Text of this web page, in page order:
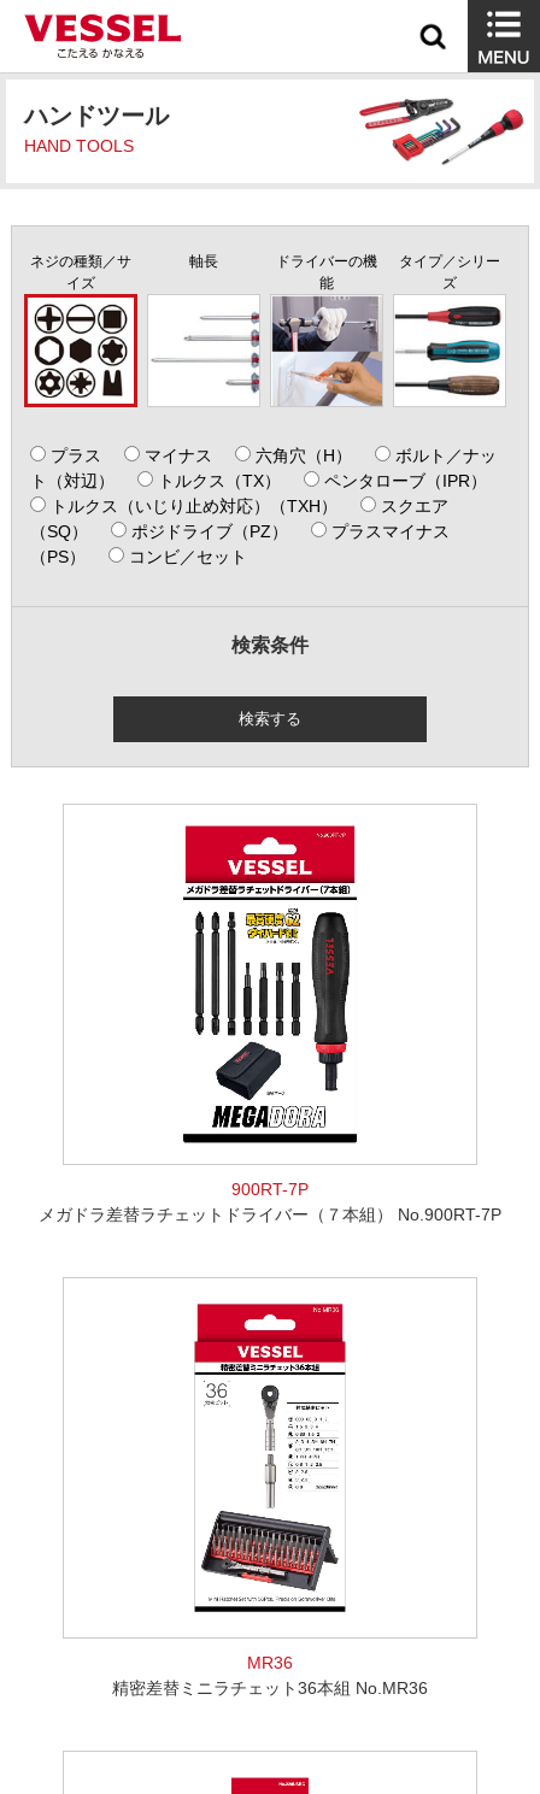
ハンドツール
HAND TOOLS
ネジの種類／サ
イズ
軸長
ドライバーの機
能
タイプ／シリー
ズ
プラス マイナス 六角穴（H）
ボルト／ナッ
ト（対辺）
トルクス（TX）
ペンタローブ（IPR）
トルクス（いじり止め対応）（TXH）
スクエア
（SQ）
ポジドライブ（PZ）
プラスマイナス
（PS）
コンビ／セット
検索条件
900RT-7P
メガドラ差替ラチェットドライバー（７本組） No.900RT-7P
MR36
精密差替ミニラチェット36本組 No.MR36